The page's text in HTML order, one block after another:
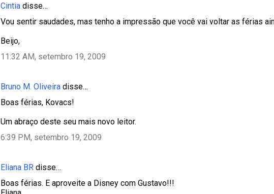
Cintia disse…
Vou sentir saudades, mas tenho a impressão que você vai voltar as férias
Beijo,
11:32 AM, setembro 19, 2009
Bruno M. Oliveira disse…
Boas férias, Kovacs!
Um abraço deste seu mais novo leitor.
6:39 PM, setembro 19, 2009
Eliana BR disse…
Boas férias. E aproveite a Disney com Gustavo!!!